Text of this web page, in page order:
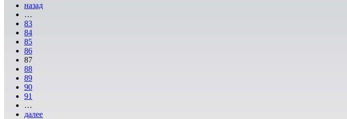
назад
…
83
84
85
86
87
88
89
90
91
…
далее